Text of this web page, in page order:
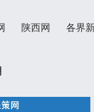
陕西网
各界